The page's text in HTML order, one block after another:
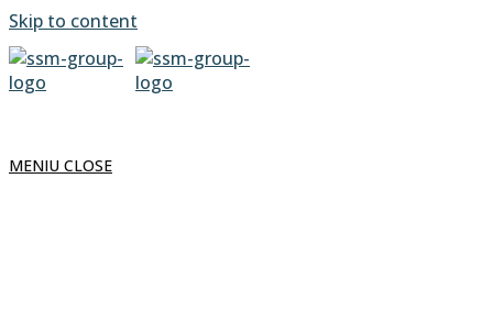
Skip to content
MENIU CLOSE